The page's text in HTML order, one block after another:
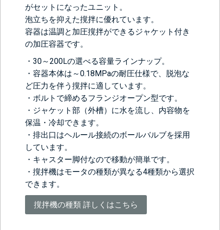
がセットになったユニット。
泡立ちを抑えた撹拌に優れています。
容器は温調と加圧撹拌ができるジャケット付き
の加圧容器です。
・30～200Lの選べる容量ラインナップ。
・容器本体は～0.18MPaの耐圧仕様で、脱泡な
ど圧力を伴う撹拌に適しています。
・ボルトで締めるフランジオープン型です。
・ジャケット部（外槽）に水を流し、内容物を
保温・冷却できます。
・排出口はヘルール接続のボールバルブを採用
しています。
・キャスター脚付なので移動が簡単です。
・撹拌機はモータの種類が異なる4種類から選択
できます。
撹拌機の種類 詳しくはこちら